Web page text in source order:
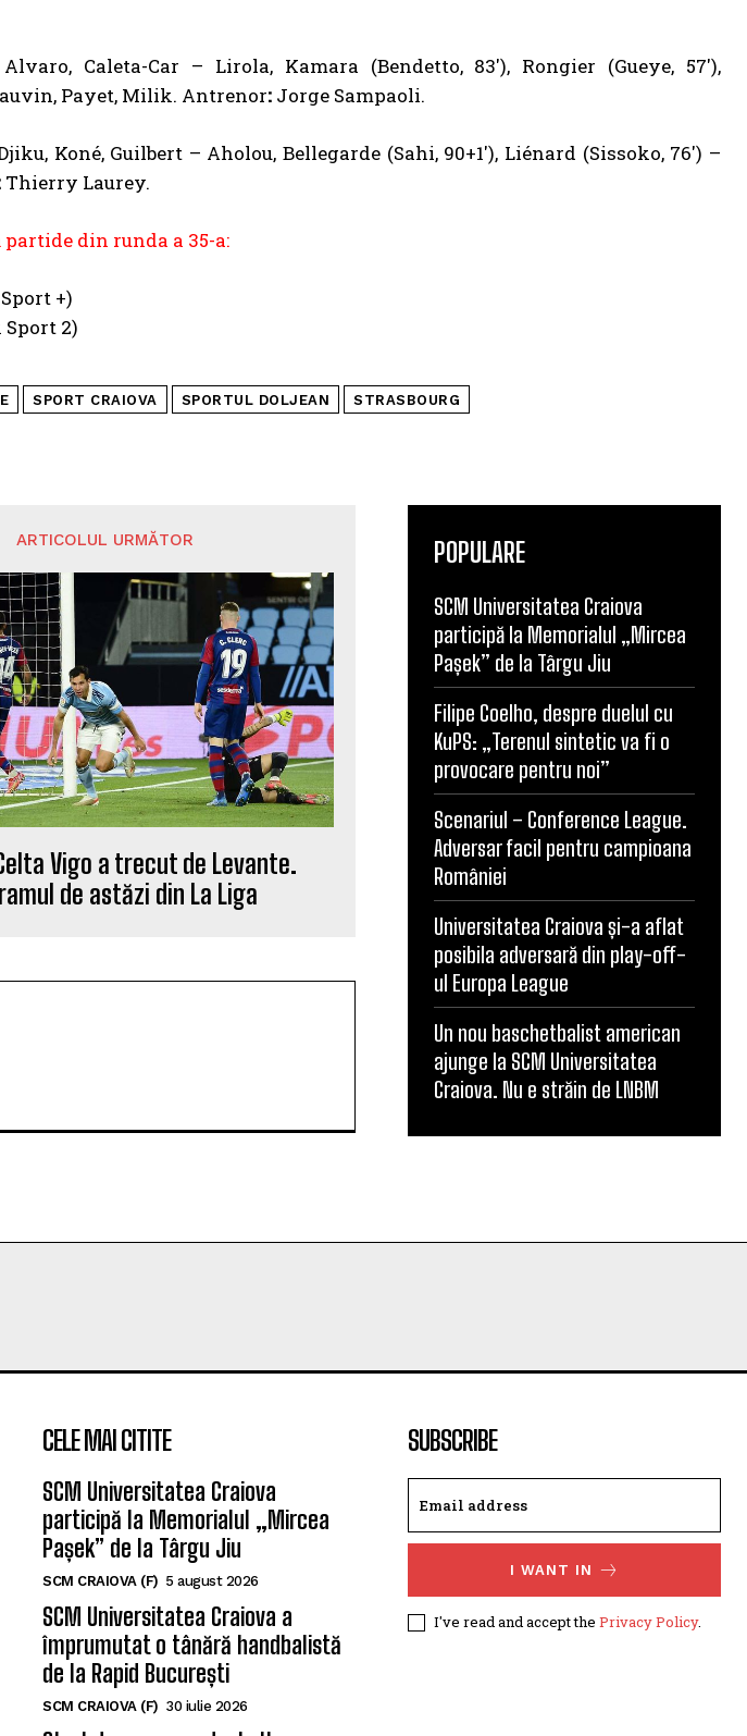
Caleta-Car – Lirola, Kamara (Bendetto, 83′), Rongier (Gueye, 57′),
Payet, Milik. Antrenor: Jorge Sampaoli.
Koné, Guilbert – Aholou, Bellegarde (Sahi, 90+1′), Liénard (Sissoko, 76′) –
Thierry Laurey.
din runda a 35-a:
+)
Sport 2)
SPORT CRAIOVA SPORTUL DOLJEAN STRASBOURG
ARTICOLUL URMĂTOR
Vigo a trecut de Levante.
de astăzi din La Liga
POPULARE
SCM Universitatea Craiova
participă la Memorialul „Mircea
Pașek” de la Târgu Jiu
Filipe Coelho, despre duelul cu
KuPS: „Terenul sintetic va fi o
provocare pentru noi”
Scenariul – Conference League.
Adversar facil pentru campioana
României
Universitatea Craiova și-a aflat
posibila adversară din play-off-
ul Europa League
Un nou baschetbalist american
ajunge la SCM Universitatea
Craiova. Nu e străin de LNBM
CELE MAI CITITE
SCM Universitatea Craiova
participă la Memorialul „Mircea
Pașek” de la Târgu Jiu
SCM CRAIOVA (F) 5 august 2026
SCM Universitatea Craiova a
împrumutat o tânără handbalistă
de la Rapid București
SCM CRAIOVA (F) 30 iulie 2026
SUBSCRIBE
I WANT IN
I've read and accept the Privacy Policy.